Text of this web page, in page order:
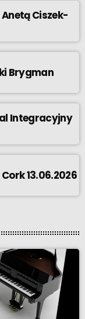
Ciszek-
Brygman
Integracyjny
13.06.2026